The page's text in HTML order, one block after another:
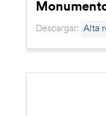
Descargar: Alta